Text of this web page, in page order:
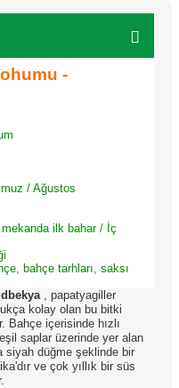
-
/ Ağustos
ilk bahar / İç
bahçe tarhları, saksı
, papatyagiller
kolay olan bu bitki
Bahçe içerisinde hızlı
saplar üzerinde yer alan
siyah düğme şeklinde bir
ve çok yıllık bir süs